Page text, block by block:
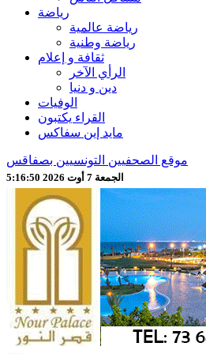
رياضة
رياضة عالمية
رياضة وطنية
ثقافة و إعلام
الرأي الآخر
دين و دنيا
الوفيات
القراء يكتبون
مايد إين سفاكس
موقع الصحفيين التونسيين بصفاقس
الجمعة 7 أوت 2026 5:16:53